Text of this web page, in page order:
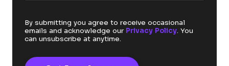
By submitting you agree to receive occasional
emails and acknowledge our Privacy Policy. You
can unsubscribe at anytime.